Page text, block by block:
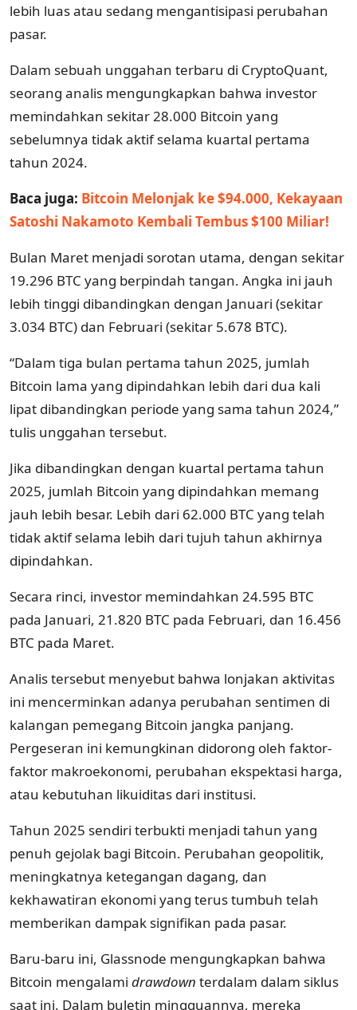
lebih luas atau sedang mengantisipasi perubahan
pasar.
Dalam sebuah unggahan terbaru di CryptoQuant,
seorang analis mengungkapkan bahwa investor
memindahkan sekitar 28.000 Bitcoin yang
sebelumnya tidak aktif selama kuartal pertama
tahun 2024.
Baca juga: Bitcoin Melonjak ke $94.000, Kekayaan
Satoshi Nakamoto Kembali Tembus $100 Miliar!
Bulan Maret menjadi sorotan utama, dengan sekitar
19.296 BTC yang berpindah tangan. Angka ini jauh
lebih tinggi dibandingkan dengan Januari (sekitar
3.034 BTC) dan Februari (sekitar 5.678 BTC).
“Dalam tiga bulan pertama tahun 2025, jumlah
Bitcoin lama yang dipindahkan lebih dari dua kali
lipat dibandingkan periode yang sama tahun 2024,”
tulis unggahan tersebut.
Jika dibandingkan dengan kuartal pertama tahun
2025, jumlah Bitcoin yang dipindahkan memang
jauh lebih besar. Lebih dari 62.000 BTC yang telah
tidak aktif selama lebih dari tujuh tahun akhirnya
dipindahkan.
Secara rinci, investor memindahkan 24.595 BTC
pada Januari, 21.820 BTC pada Februari, dan 16.456
BTC pada Maret.
Analis tersebut menyebut bahwa lonjakan aktivitas
ini mencerminkan adanya perubahan sentimen di
kalangan pemegang Bitcoin jangka panjang.
Pergeseran ini kemungkinan didorong oleh faktor-
faktor makroekonomi, perubahan ekspektasi harga,
atau kebutuhan likuiditas dari institusi.
Tahun 2025 sendiri terbukti menjadi tahun yang
penuh gejolak bagi Bitcoin. Perubahan geopolitik,
meningkatnya ketegangan dagang, dan
kekhawatiran ekonomi yang terus tumbuh telah
memberikan dampak signifikan pada pasar.
Baru-baru ini, Glassnode mengungkapkan bahwa
Bitcoin mengalami drawdown terdalam dalam siklus
saat ini. Dalam buletin mingguannya, mereka